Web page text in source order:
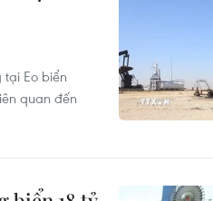
Eo biển
quan đến